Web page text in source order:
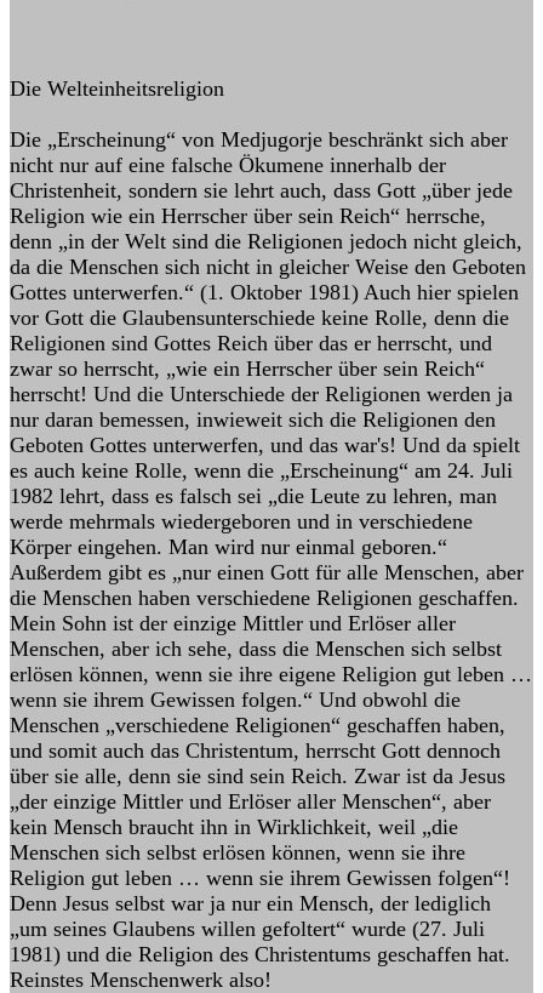
Die Welteinheitsreligion
Die „Erscheinung“ von Medjugorje beschränkt sich aber
nicht nur auf eine falsche Ökumene innerhalb der
Christenheit, sondern sie lehrt auch, dass Gott „über jede
Religion wie ein Herrscher über sein Reich“ herrsche,
denn „in der Welt sind die Religionen jedoch nicht gleich,
da die Menschen sich nicht in gleicher Weise den Geboten
Gottes unterwerfen.“ (1. Oktober 1981) Auch hier spielen
vor Gott die Glaubensunterschiede keine Rolle, denn die
Religionen sind Gottes Reich über das er herrscht, und
zwar so herrscht, „wie ein Herrscher über sein Reich“
herrscht! Und die Unterschiede der Religionen werden ja
nur daran bemessen, inwieweit sich die Religionen den
Geboten Gottes unterwerfen, und das war's! Und da spielt
es auch keine Rolle, wenn die „Erscheinung“ am 24. Juli
1982 lehrt, dass es falsch sei „die Leute zu lehren, man
werde mehrmals wiedergeboren und in verschiedene
Körper eingehen. Man wird nur einmal geboren.“
Außerdem gibt es „nur einen Gott für alle Menschen, aber
die Menschen haben verschiedene Religionen geschaffen.
Mein Sohn ist der einzige Mittler und Erlöser aller
Menschen, aber ich sehe, dass die Menschen sich selbst
erlösen können, wenn sie ihre eigene Religion gut leben …
wenn sie ihrem Gewissen folgen.“ Und obwohl die
Menschen „verschiedene Religionen“ geschaffen haben,
und somit auch das Christentum, herrscht Gott dennoch
über sie alle, denn sie sind sein Reich. Zwar ist da Jesus
„der einzige Mittler und Erlöser aller Menschen“, aber
kein Mensch braucht ihn in Wirklichkeit, weil „die
Menschen sich selbst erlösen können, wenn sie ihre
Religion gut leben … wenn sie ihrem Gewissen folgen“!
Denn Jesus selbst war ja nur ein Mensch, der lediglich
„um seines Glaubens willen gefoltert“ wurde (27. Juli
1981) und die Religion des Christentums geschaffen hat.
Reinstes Menschenwerk also!